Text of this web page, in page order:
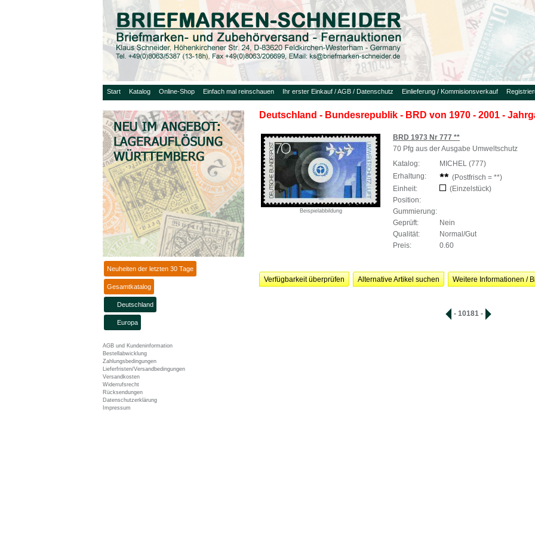
Start Katalog Online-Shop Einfach mal reinschauen Ihr erster Einkauf / AGB / Datenschutz Einlieferung / Kommisionsverkauf
Neuheiten der letzten 30 Tage
Gesamtkatalog
Deutschland
Europa
AGB und Kundeninformation
Bestellabwicklung
Zahlungsbedingungen
Lieferfristen/Versandbedingungen
Versandkosten
Widerrufsrecht
Rücksendungen
Datenschutzerklärung
Impressum
Deutschland - Bundesrepublik - BRD von 1970 - 2001 -
Beispielabbildung
BRD 1973 Nr 777 **
70 Pfg aus der Ausgabe Umweltschutz
Katalog:
MICHEL (777)
Erhaltung:
(Postfrisch = **)
Einheit:
(Einzelstück)
Position:
Gummierung:
Geprüft:
Nein
Qualität:
Normal/Gut
Preis:
0.60
Verfügbarkeit überprüfen Alternative Artikel suchen Weitere Informationen /
- 10181 -